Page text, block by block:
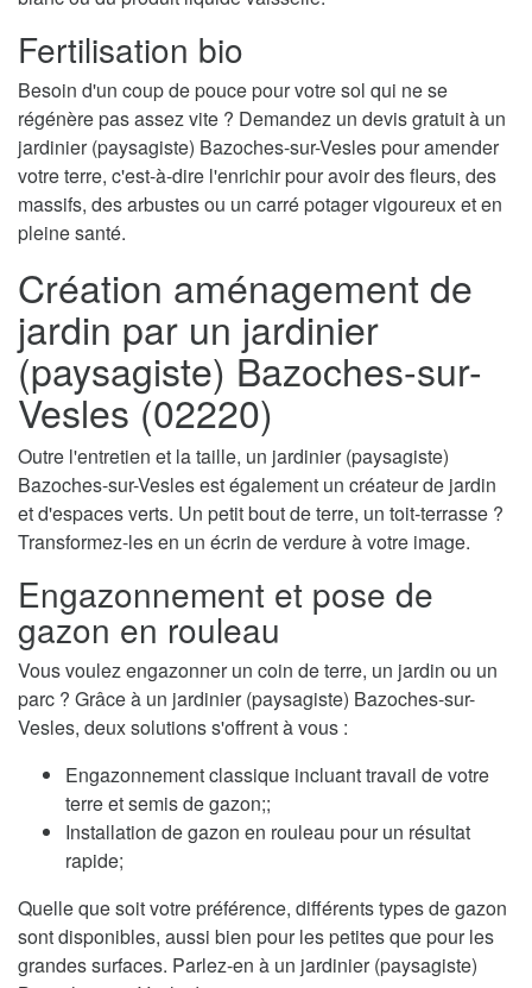
Fertilisation bio
Besoin d'un coup de pouce pour votre sol qui ne se
régénère pas assez vite ? Demandez un devis gratuit à un
jardinier (paysagiste) Bazoches-sur-Vesles pour amender
votre terre, c'est-à-dire l'enrichir pour avoir des fleurs, des
massifs, des arbustes ou un carré potager vigoureux et en
pleine santé.
Création aménagement de
jardin par un jardinier
(paysagiste) Bazoches-sur-
Vesles (02220)
Outre l'entretien et la taille, un jardinier (paysagiste)
Bazoches-sur-Vesles est également un créateur de jardin
et d'espaces verts. Un petit bout de terre, un toit-terrasse ?
Transformez-les en un écrin de verdure à votre image.
Engazonnement et pose de
gazon en rouleau
Vous voulez engazonner un coin de terre, un jardin ou un
parc ? Grâce à un jardinier (paysagiste) Bazoches-sur-
Vesles, deux solutions s'offrent à vous :
Engazonnement classique incluant travail de votre
terre et semis de gazon;;
Installation de gazon en rouleau pour un résultat
rapide;
Quelle que soit votre préférence, différents types de gazon
sont disponibles, aussi bien pour les petites que pour les
grandes surfaces. Parlez-en à un jardinier (paysagiste)